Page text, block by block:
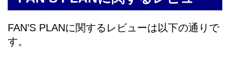
FAN’S PLANに関するレビューは以下の通りで
す。